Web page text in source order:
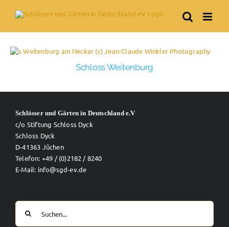
Schloss Weitenburg
Schlösser und Gärten in Deutschland e.V
c/o Stiftung Schloss Dyck
Schloss Dyck
D-41363 Jüchen
Telefon: +49 / (0)2182 / 8240
E-Mail: info@sgd-ev.de
Suche
nach: